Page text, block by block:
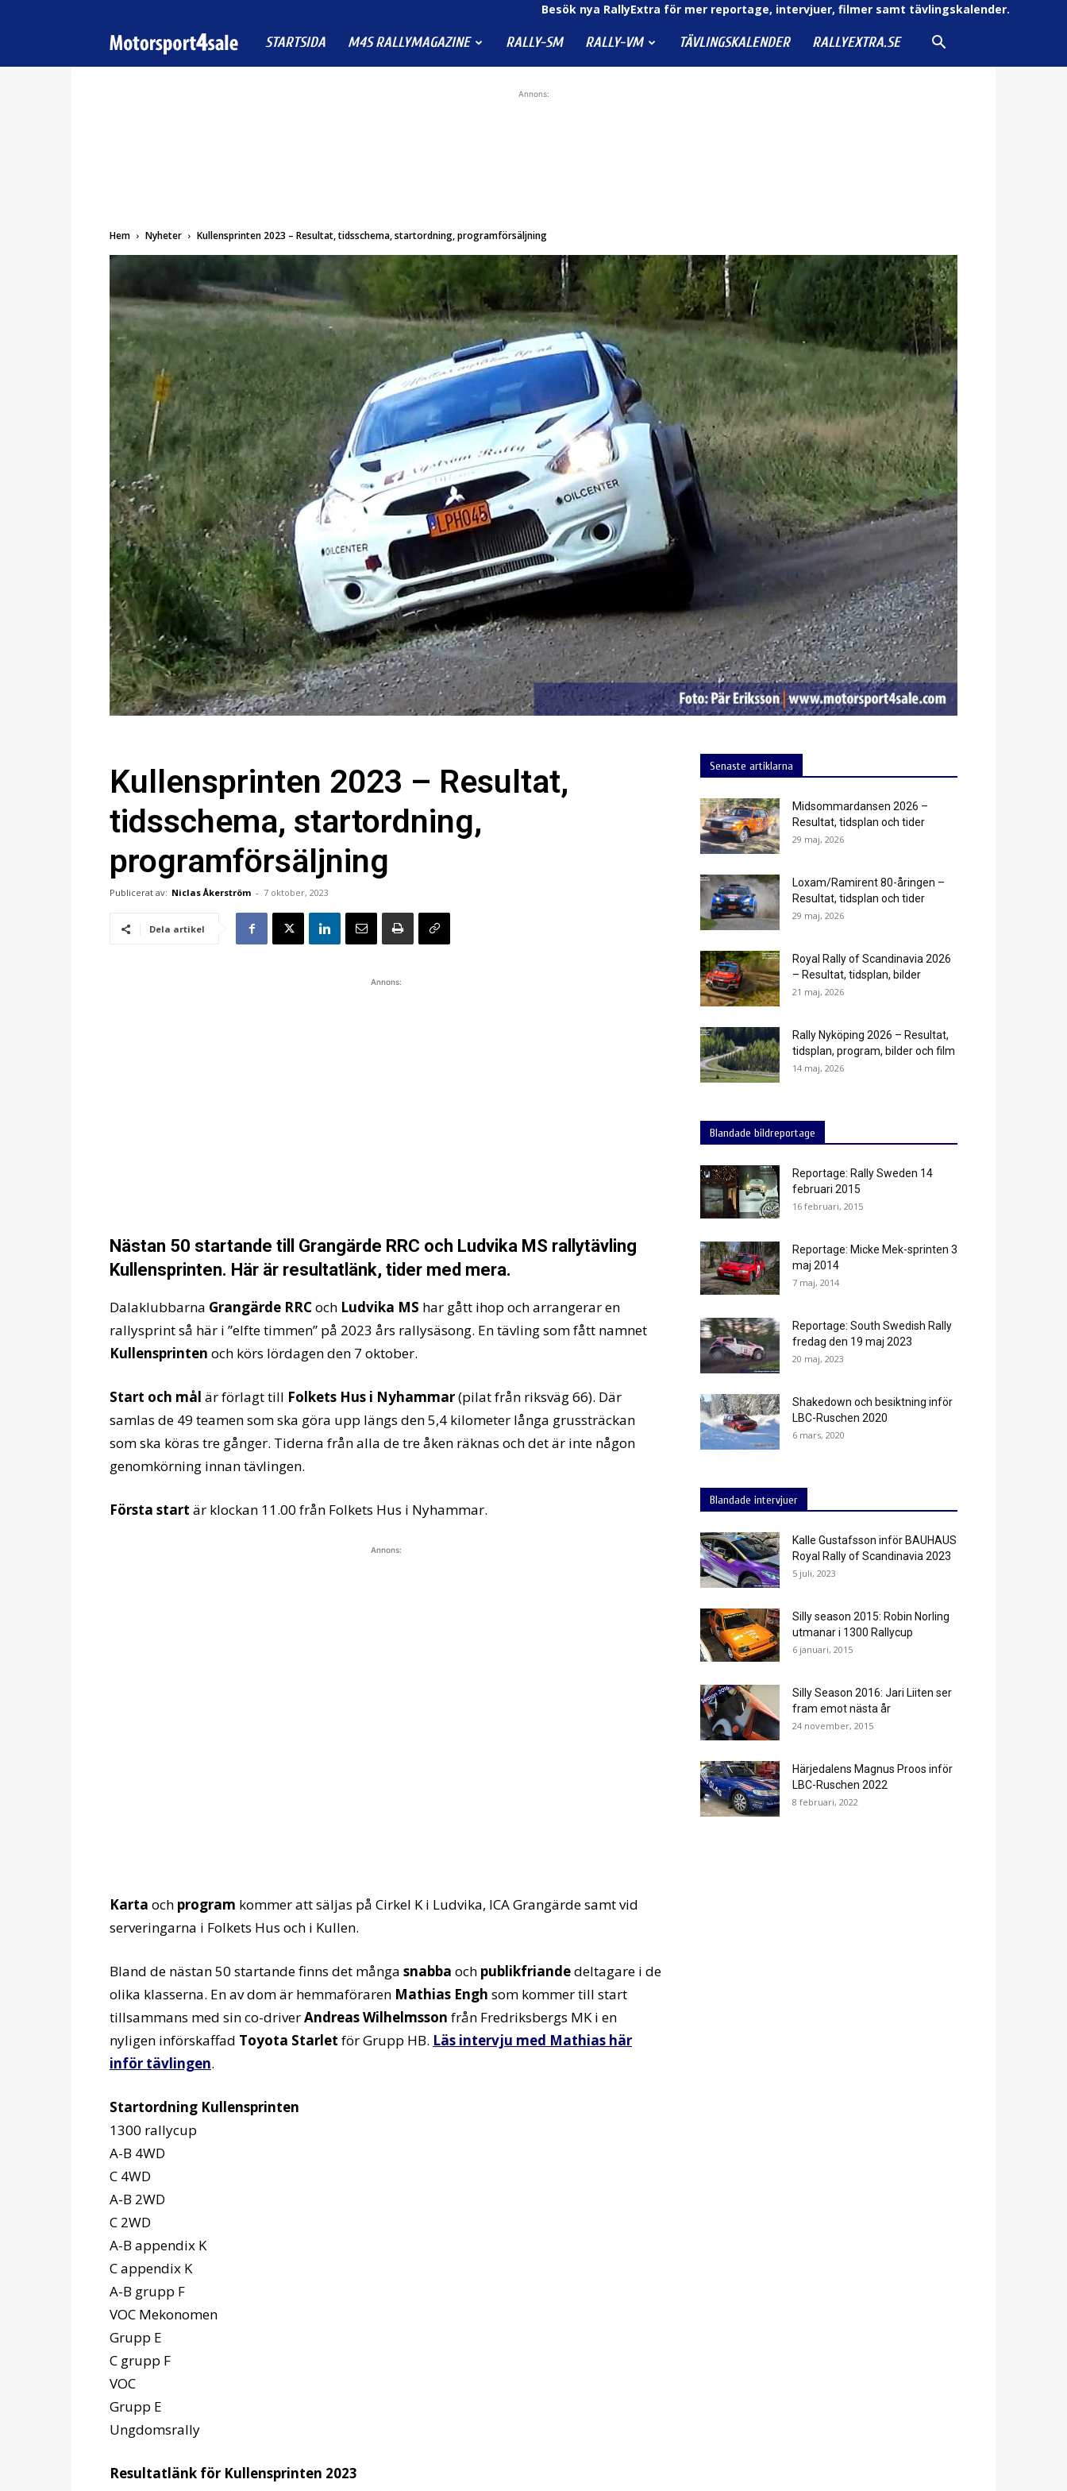
Besök nya RallyExtra för mer reportage, intervjuer, filmer samt tävlingskalender.
Motorsport4sale
STARTSIDA M4S RALLYMAGAZINE RALLY-SM RALLY-VM TÄVLINGSKALENDER RALLYEXTRA.SE
Annons:
Hem Nyheter Kullensprinten 2023 – Resultat, tidsschema, startordning, programförsäljning
Kullensprinten 2023 – Resultat,
tidsschema, startordning,
programförsäljning
Publicerat av: Niclas Åkerström - 7 oktober, 2023
Dela artikel
Annons:
Nästan 50 startande till Grangärde RRC och Ludvika MS rallytävling
Kullensprinten. Här är resultatlänk, tider med mera.
Dalaklubbarna Grangärde RRCoch Ludvika MS har gått ihop och arrangerar en
rallysprint så här i ”elfte timmen” på 2023 års rallysäsong. En tävling som fått namnet
Kullensprinten och körs lördagen den 7 oktober.
Start och mål är förlagt till Folkets Hus i Nyhammar(pilat från riksväg 66). Där
samlas de 49 teamen som ska göra upp längs den 5,4 kilometer långa grussträckan
som ska köras tre gånger. Tiderna från alla de tre åken räknas och det är inte någon
genomkörning innan tävlingen.
Första start är klockan 11.00 från Folkets Hus i Nyhammar.
Annons:
Karta och program kommer att säljas på Cirkel K i Ludvika, ICA Grangärde samt vid
serveringarna i Folkets Hus och i Kullen.
Bland de nästan 50 startande finns det många snabba och publikfriandedeltagare i de
olika klasserna. En av dom är hemmaföraren Mathias Engh som kommer till start
tillsammans med sin co-driverAndreas Wilhelmsson från Fredriksbergs MK i en
nyligen införskaffad Toyota Starlet för Grupp HB. Läs intervju med Mathias här
inför tävlingen.
Startordning Kullensprinten
1300 rallycup
A-B 4WD
C 4WD
A-B 2WD
C 2WD
A-B appendix K
C appendix K
A-B grupp F
VOC Mekonomen
Grupp E
C grupp F
VOC
Grupp E
Ungdomsrally
Resultatlänk för Kullensprinten 2023
Senaste artiklarna
Midsommardansen 2026 –
Resultat, tidsplan och tider
29 maj, 2026
Loxam/Ramirent 80-åringen –
Resultat, tidsplan och tider
29 maj, 2026
Royal Rally of Scandinavia 2026
– Resultat, tidsplan, bilder
21 maj, 2026
Rally Nyköping 2026 – Resultat,
tidsplan, program, bilder och film
14 maj, 2026
Blandade bildreportage
Reportage: Rally Sweden 14
februari 2015
16 februari, 2015
Reportage: Micke Mek-sprinten 3
maj 2014
7 maj, 2014
Reportage: South Swedish Rally
fredag den 19 maj 2023
20 maj, 2023
Shakedown och besiktning inför
LBC-Ruschen 2020
6 mars, 2020
Blandade intervjuer
Kalle Gustafsson inför BAUHAUS
Royal Rally of Scandinavia 2023
5 juli, 2023
Silly season 2015: Robin Norling
utmanar i 1300 Rallycup
6 januari, 2015
Silly Season 2016: Jari Liiten ser
fram emot nästa år
24 november, 2015
Härjedalens Magnus Proos inför
LBC-Ruschen 2022
8 februari, 2022